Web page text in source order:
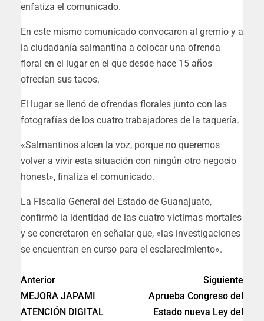
enfatiza el comunicado.
En este mismo comunicado convocaron al gremio y a
la ciudadanía salmantina a colocar una ofrenda
floral en el lugar en el que desde hace 15 años
ofrecían sus tacos.
El lugar se llenó de ofrendas florales junto con las
fotografías de los cuatro trabajadores de la taquería.
«Salmantinos alcen la voz, porque no queremos
volver a vivir esta situación con ningún otro negocio
honest», finaliza el comunicado.
La Fiscalía General del Estado de Guanajuato,
confirmó la identidad de las cuatro víctimas mortales
y se concretaron en señalar que, «las investigaciones
se encuentran en curso para el esclarecimiento».
Anterior
MEJORA JAPAMI
ATENCIÓN DIGITAL
Siguiente
Aprueba Congreso del
Estado nueva Ley del